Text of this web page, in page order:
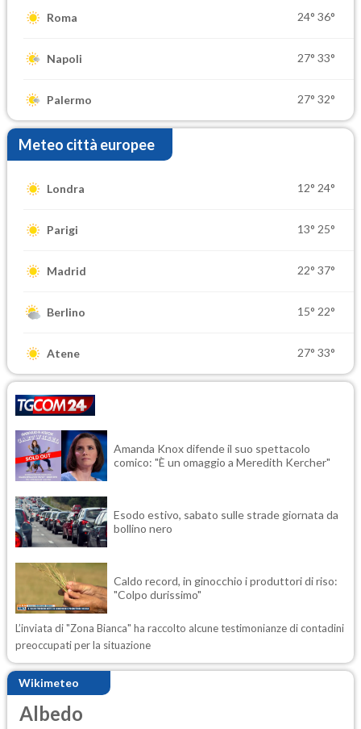
Roma 24° 36°
Napoli 27° 33°
Palermo 27° 32°
Meteo città europee
Londra 12° 24°
Parigi 13° 25°
Madrid 22° 37°
Berlino 15° 22°
Atene 27° 33°
Amanda Knox difende il suo spettacolo
comico: "È un omaggio a Meredith Kercher"
Esodo estivo, sabato sulle strade giornata da
bollino nero
Caldo record, in ginocchio i produttori di riso:
"Colpo durissimo"
L’inviata di "Zona Bianca" ha raccolto alcune testimonianze di contadini
preoccupati per la situazione
Wikimeteo
Albedo